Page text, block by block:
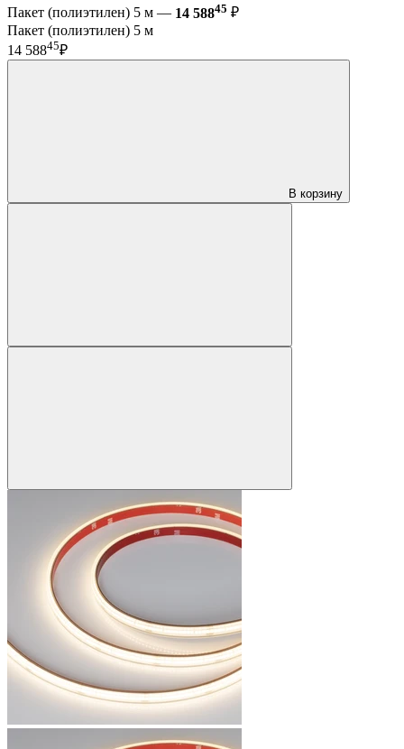
Пакет (полиэтилен) 5 м — 14 58845 ₽
Пакет (полиэтилен) 5 м
14 58845₽
В корзину